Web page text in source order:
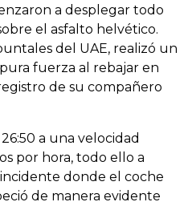
a desplegar todo
el asfalto helvético.
del UAE, realizó un
fuerza al rebajar en
de su compañero
a una velocidad
por hora, todo ello a
donde el coche
de manera evidente